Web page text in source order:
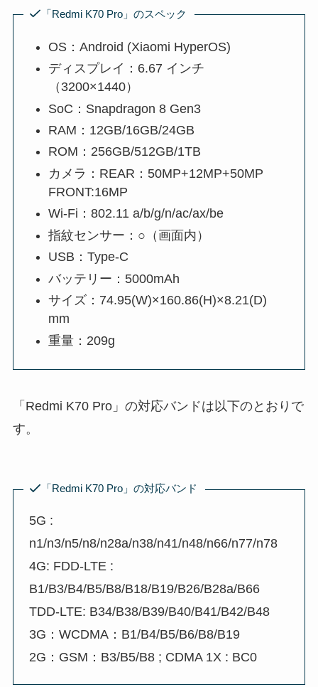
「Redmi K70 Pro」のスペック
OS：Android (Xiaomi HyperOS)
ディスプレイ：6.67 インチ
（3200×1440）
SoC：Snapdragon 8 Gen3
RAM：12GB/16GB/24GB
ROM：256GB/512GB/1TB
カメラ：REAR：50MP+12MP+50MP
FRONT:16MP
Wi-Fi：802.11 a/b/g/n/ac/ax/be
指紋センサー：○（画面内）
USB：Type-C
バッテリー：5000mAh
サイズ：74.95(W)×160.86(H)×8.21(D)
mm
重量：209g
「Redmi K70 Pro」の対応バンドは以下のとおりで
す。
「Redmi K70 Pro」の対応バンド
5G :
n1/n3/n5/n8/n28a/n38/n41/n48/n66/n77/n78
4G: FDD-LTE :
B1/B3/B4/B5/B8/B18/B19/B26/B28a/B66
TDD-LTE: B34/B38/B39/B40/B41/B42/B48
3G：WCDMA：B1/B4/B5/B6/B8/B19
2G：GSM：B3/B5/B8 ; CDMA 1X : BC0